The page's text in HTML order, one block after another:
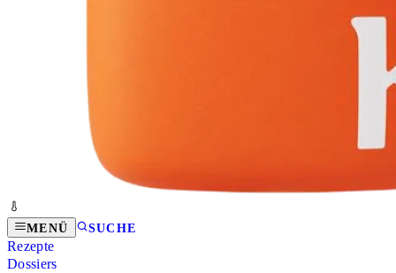
MENÜ SUCHE
Rezepte
Dossiers